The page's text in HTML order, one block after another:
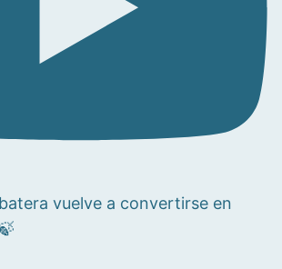
vuelve a convertirse en